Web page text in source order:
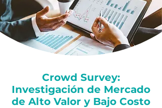
Crowd Survey:
Investigación de Mercado
de Alto Valor y Bajo Costo